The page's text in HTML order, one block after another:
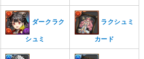
ダークラク
シュミ
ラクシュミ
カード